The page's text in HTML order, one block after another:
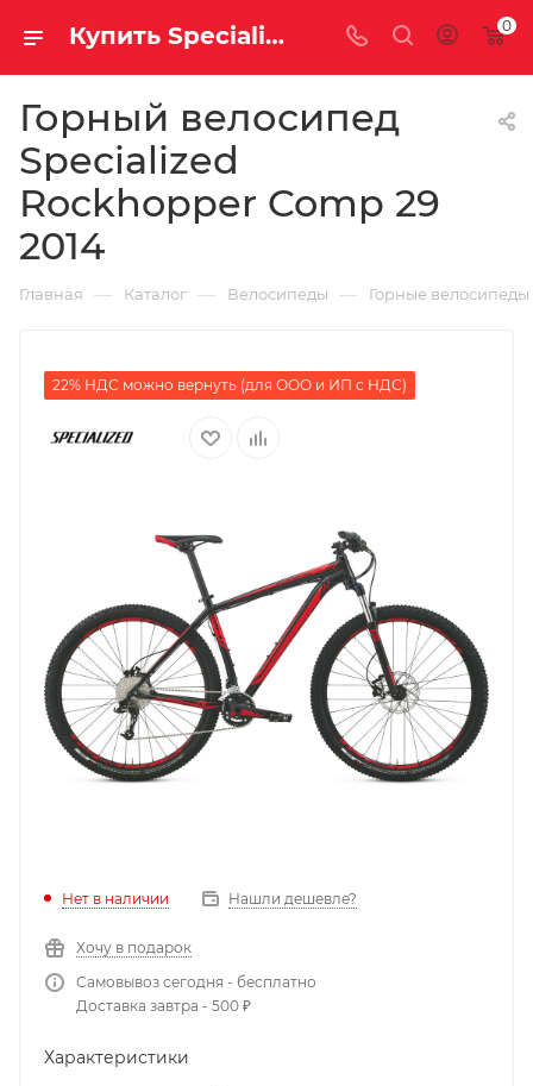
Купить Specialized Rockhopper Comp 29 2014 за рублей, а со скидкой 0
Горный велосипед
Specialized
Rockhopper Comp 29
2014
Главная — Каталог — Велосипеды — Горные велосипеды
22% НДС можно вернуть (для ООО и ИП с НДС)
Нет в наличии Нашли дешевле?
Хочу в подарок
Самовывоз сегодня - бесплатно
Доставка завтра - 500 ₽
Характеристики